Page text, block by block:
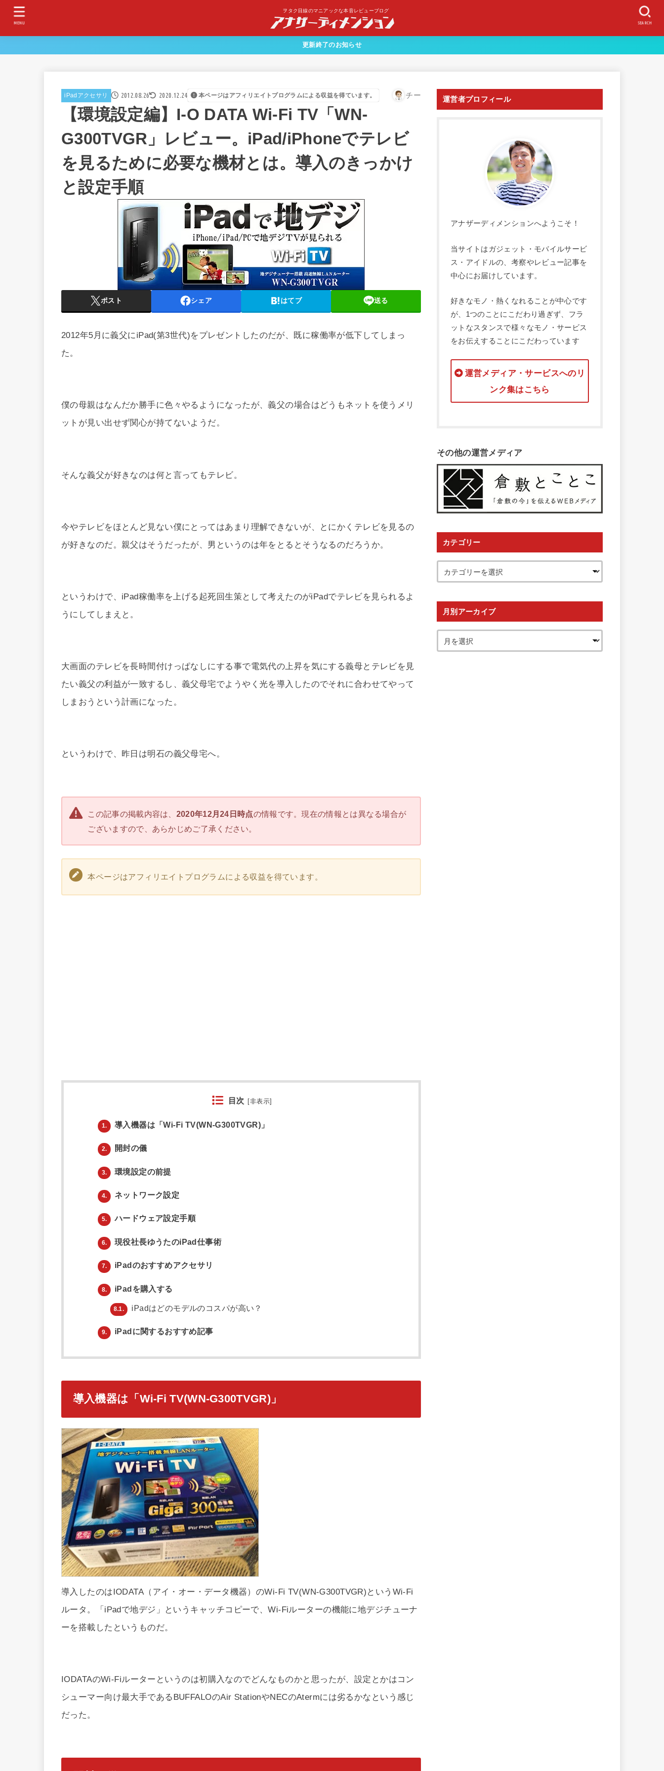
ヲタク目線のマニアックな本音レビューブログ
SEARCH
MENU
更新終了のお知らせ
iPadアクセサリ 2012.08.26 2020.12.24 本ページはアフィリエイトプログラムによる収益を得ています。 チー
【環境設定編】I-O DATA Wi-Fi TV「WN-
G300TVGR」レビュー。iPad/iPhoneでテレビ
を見るために必要な機材とは。導入のきっかけ
と設定手順
ポスト シェア はてブ 送る
2012年5月に義父にiPad(第3世代)をプレゼントしたのだが、既に稼働率が低下してしまっ
た。
僕の母親はなんだか勝手に色々やるようになったが、義父の場合はどうもネットを使うメリ
ットが見い出せず関心が持てないようだ。
そんな義父が好きなのは何と言ってもテレビ。
今やテレビをほとんど見ない僕にとってはあまり理解できないが、とにかくテレビを見るの
が好きなのだ。親父はそうだったが、男というのは年をとるとそうなるのだろうか。
というわけで、iPad稼働率を上げる起死回生策として考えたのがiPadでテレビを見られるよ
うにしてしまえと。
大画面のテレビを長時間付けっぱなしにする事で電気代の上昇を気にする義母とテレビを見
たい義父の利益が一致するし、義父母宅でようやく光を導入したのでそれに合わせてやって
しまおうという計画になった。
というわけで、昨日は明石の義父母宅へ。
この記事の掲載内容は、 2020年12月24日時点の情報です。現在の情報とは異なる場合が
ございますので、あらかじめご了承ください。
本ページはアフィリエイトプログラムによる収益を得ています。
目次 [非表示]
1. 導入機器は「Wi-Fi TV(WN-G300TVGR)」
2. 開封の儀
3. 環境設定の前提
4. ネットワーク設定
5. ハードウェア設定手順
6. 現役社長ゆうたのiPad仕事術
7. iPadのおすすめアクセサリ
8. iPadを購入する
8.1. iPadはどのモデルのコスパが高い？
9. iPadに関するおすすめ記事
導入機器は「Wi-Fi TV(WN-G300TVGR)」
導入したのはIODATA（アイ・オー・データ機器）のWi-Fi TV(WN-G300TVGR)というWi-Fi
ルータ。「iPadで地デジ」というキャッチコピーで、Wi-Fiルーターの機能に地デジチューナ
ーを搭載したというものだ。
IODATAのWi-Fiルーターというのは初購入なのでどんなものかと思ったが、設定とかはコン
シューマー向け最大手であるBUFFALOのAir StationやNECのAtermには劣るかなという感じ
だった。
運営者プロフィール
アナザーディメンションへようこそ！
当サイトはガジェット・モバイルサービ
ス・アイドルの、考察やレビュー記事を
中心にお届けしています。
好きなモノ・熱くなれることが中心です
が、1つのことにこだわり過ぎず、フラ
ットなスタンスで様々なモノ・サービス
をお伝えすることにこだわっています
運営メディア・サービスへのリ
ンク集はこちら
その他の運営メディア
カテゴリー
月別アーカイブ